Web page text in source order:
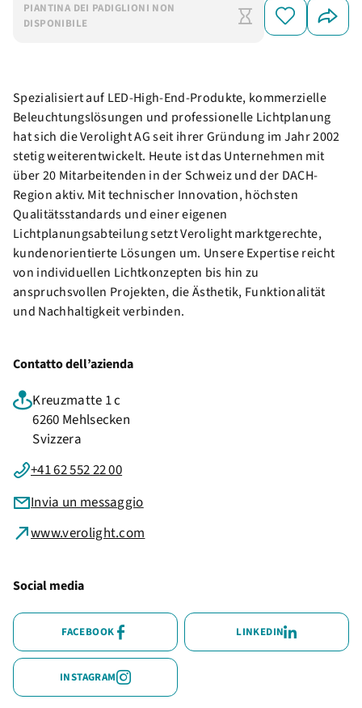
PIANTINA DEI PADIGLIONI NON
DISPONIBILE
Spezialisiert auf LED-High-End-Produkte, kommerzielle
Beleuchtungslösungen und professionelle Lichtplanung
hat sich die Verolight AG seit ihrer Gründung im Jahr 2002
stetig weiterentwickelt. Heute ist das Unternehmen mit
über 20 Mitarbeitenden in der Schweiz und der DACH-
Region aktiv. Mit technischer Innovation, höchsten
Qualitätsstandards und einer eigenen
Lichtplanungsabteilung setzt Verolight marktgerechte,
kundenorientierte Lösungen um. Unsere Expertise reicht
von individuellen Lichtkonzepten bis hin zu
anspruchsvollen Projekten, die Ästhetik, Funktionalität
und Nachhaltigkeit verbinden.
Contatto dell’azienda
Kreuzmatte 1 c
6260 Mehlsecken
Svizzera
+41 62 552 22 00
Invia un messaggio
www.verolight.com
Social media
FACEBOOK LINKEDIN
INSTAGRAM